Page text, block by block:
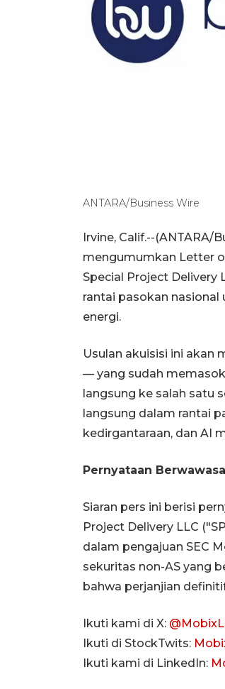
ANTARA/Business Wire
Irvine, Calif.--(ANTARA/
mengumumkan Letter
Special Project Delivery
rantai pasokan nasional
energi.
Usulan akuisisi ini akan
— yang sudah
langsung ke salah satu
langsung dalam rantai
kedirgantaraan, dan AI
Pernyataan
Siaran pers ini berisi
Project Delivery LLC
dalam pengajuan SEC
sekuritas non-AS yang
bahwa perjanjian
Ikuti kami di X:
Ikuti di StockTwits:
Ikuti kami di LinkedIn: